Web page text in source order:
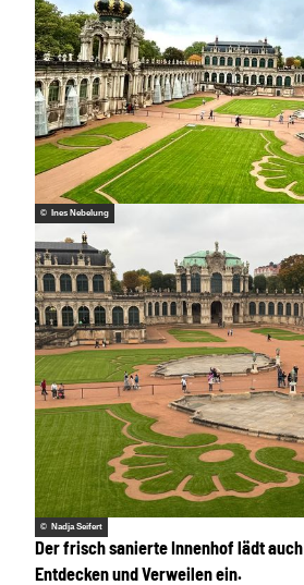
© Ines Nebelung
© Nadja Seifert
Der frisch sanierte Innenhof lädt
Entdecken und Verweilen ein.